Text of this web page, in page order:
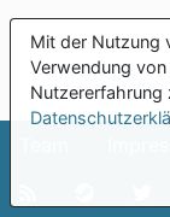
Mit der Nutzung
Verwendung
Nutzererfahrung